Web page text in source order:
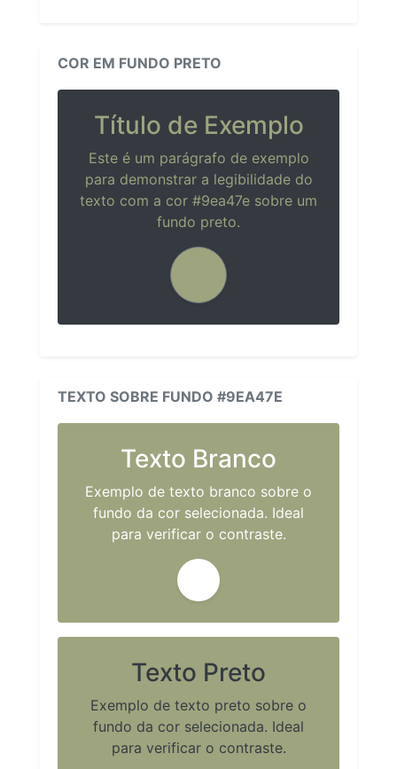
COR EM FUNDO PRETO
Título de Exemplo
Este é um parágrafo de exemplo
para demonstrar a legibilidade do
texto com a cor #9ea47e sobre um
fundo preto.
TEXTO SOBRE FUNDO #9EA47E
Texto Branco
Exemplo de texto branco sobre o
fundo da cor selecionada. Ideal
para verificar o contraste.
Texto Preto
Exemplo de texto preto sobre o
fundo da cor selecionada. Ideal
para verificar o contraste.